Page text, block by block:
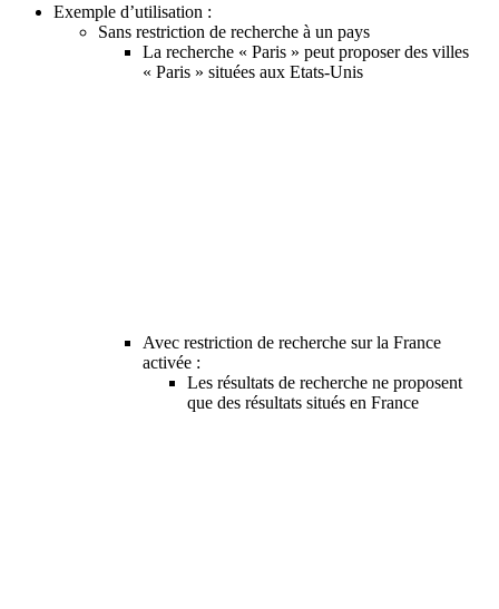
Exemple d’utilisation :
Sans restriction de recherche à un pays
La recherche « Paris » peut proposer des villes
« Paris » situées aux Etats-Unis
Avec restriction de recherche sur la France
activée :
Les résultats de recherche ne proposent
que des résultats situés en France